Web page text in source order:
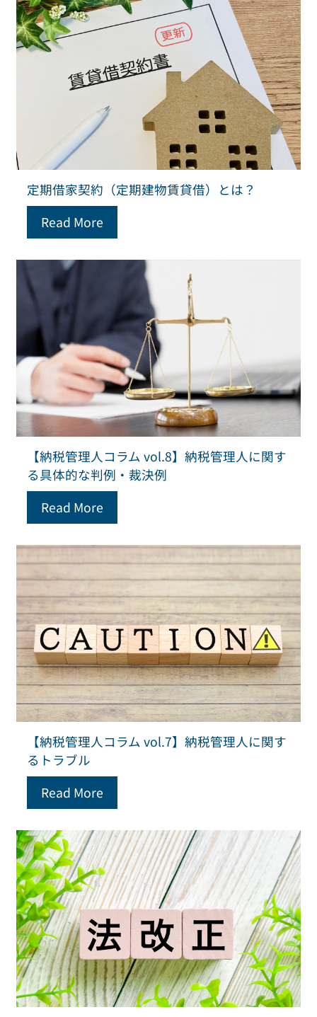
定期借家契約（定期建物賃貸借）とは？
Read More
【納税管理人コラム vol.8】納税管理人に関す
る具体的な判例・裁決例
Read More
【納税管理人コラム vol.7】納税管理人に関す
るトラブル
Read More